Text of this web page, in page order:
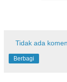
Tidak ada
Berbagi